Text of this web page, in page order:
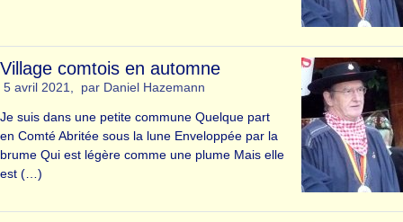
Village comtois en automne
5 avril 2021 par Daniel Hazemann
Je suis dans une petite commune Quelque part
en Comté Abritée sous la lune Enveloppée par la
brume Qui est légère comme une plume Mais elle
est (…)